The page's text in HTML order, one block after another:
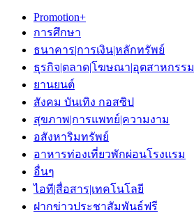
Promotion+
การศึกษา
ธนาคาร|การเงิน|หลักทรัพย์
ธุรกิจ|ตลาด|โฆษณา|อุตสาหกรรม
ยานยนต์
สังคม บันเทิง กอสซิป
สุขภาพ|การแพทย์|ความงาม
อสังหาริมทรัพย์
อาหารท่องเที่ยวพักผ่อนโรงแรม
อื่นๆ
ไอที|สื่อสาร|เทคโนโลยี
ฝากข่าวประชาสัมพันธ์ฟรี